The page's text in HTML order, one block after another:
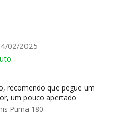
02/2025
recomendo que pegue um
um pouco apertado
Puma 180